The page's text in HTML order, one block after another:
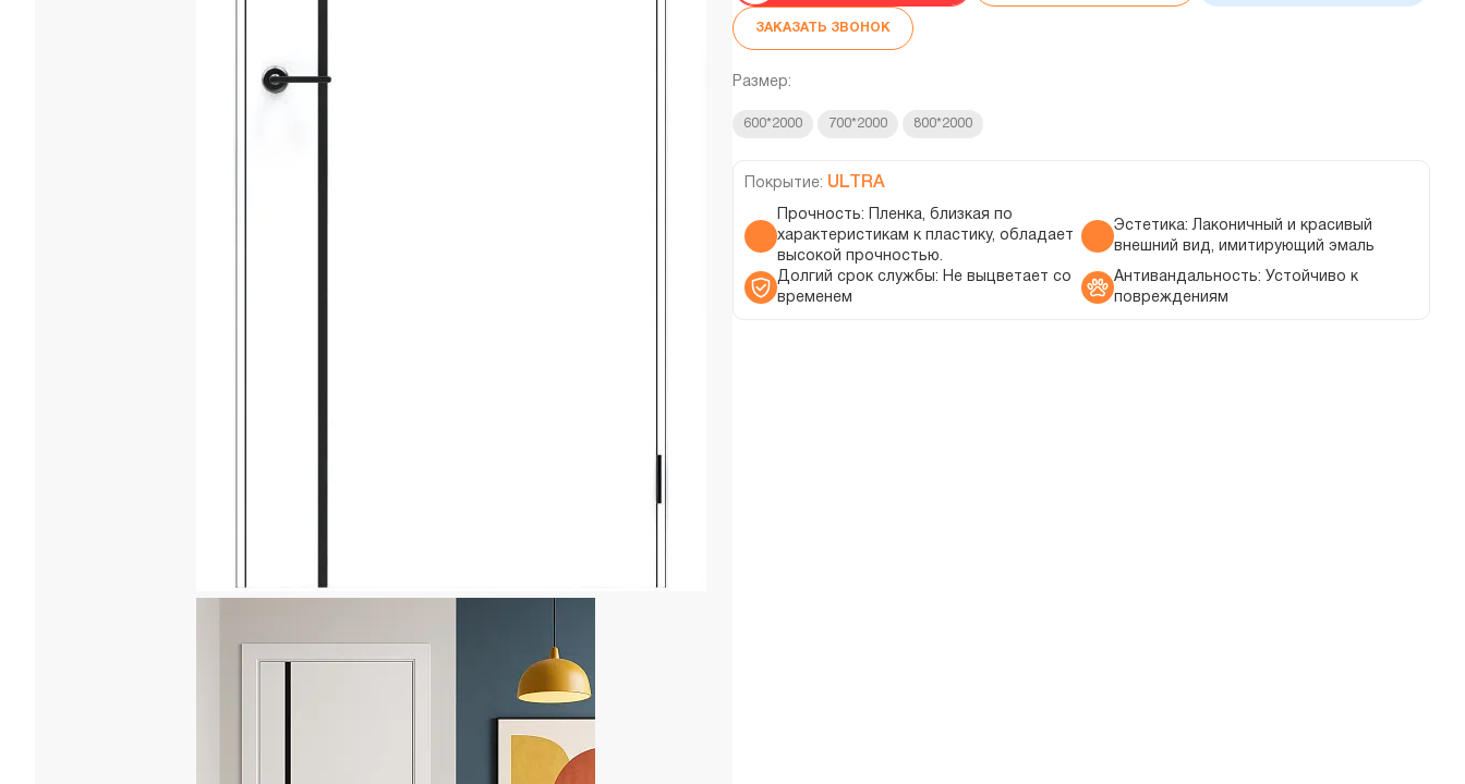
ЗАКАЗАТЬ ЗВОНОК
Размер:
600*2000 700*2000 800*2000
Покрытие: ULTRA
Прочность: Пленка, близкая по
характеристикам к пластику, обладает
высокой прочностью.
Эстетика: Лаконичный и красивый
внешний вид, имитирующий эмаль
Долгий срок службы: Не выцветает со
временем
Антивандальность: Устойчиво к
повреждениям